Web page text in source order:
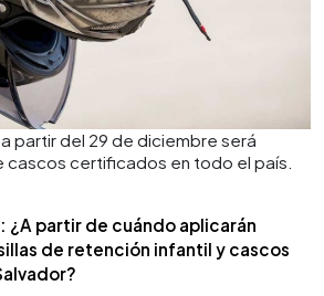
partir del 29 de diciembre será
cascos certificados en todo el país.
¿A partir de cuándo aplicarán
de retención infantil y cascos